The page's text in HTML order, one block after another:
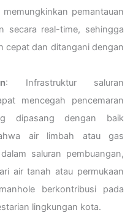
pemantauan
secara real-time, sehingga
cepat dan ditangani dengan
: Infrastruktur saluran
mencegah pencemaran
dipasang dengan baik
air limbah atau gas
saluran pembuangan,
air tanah atau permukaan
berkontribusi pada
lingkungan kota.